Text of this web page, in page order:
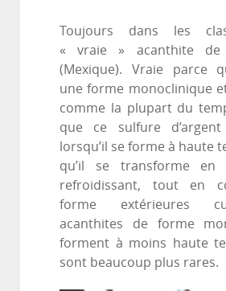
Toujours dans les
« vraie » acanthite de
(Mexique). Vraie parce
une forme monoclinique
comme la plupart du
que ce sulfure
lorsqu’il se forme à haute
qu’il se transforme en
refroidissant, tout en
forme extérieures
acanthites de forme
forment à moins haute
sont beaucoup plus rares.